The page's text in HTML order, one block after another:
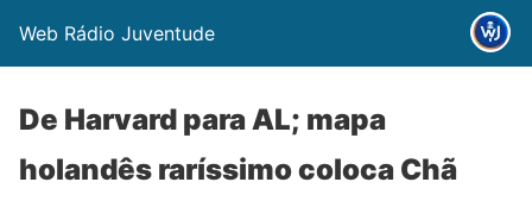
Web Rádio Juventude
De Harvard para AL; mapa
holandês raríssimo coloca Chã